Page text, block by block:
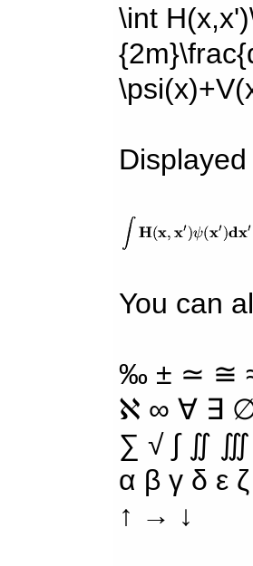
\int
You can
‰ ± ≃ ≅
ℵ ∞ ∀ ∃
∑ √ ∫ ∬
α β γ δ ε
↑ → ↓